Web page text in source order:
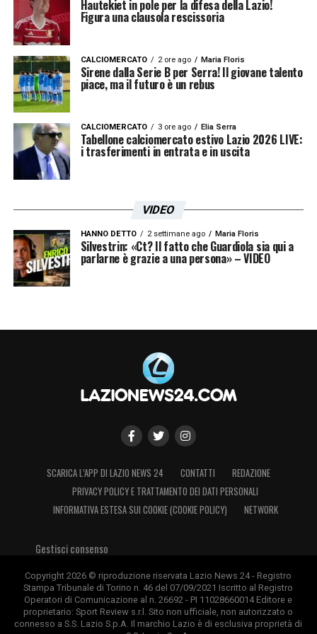
Arbitro: Ermes Fabrizio Cavaliere (sez.
Paola)
Assistenti: Antonino Junior Palla-Lorenzo
Chillemi
Note. Ammoniti: 24′ Seghetti (P),
27′ Ajradinoski (P), 38′ Baldi (P), 47′ Crespi
(L).
Recupero: 2′ pt., 2′ st.
Al 28′ Crespi (L) fallisce un calcio di rigore.
LA PLAYLIST DELLE NOSTRE TOP NEWS
Hautekiet in pole per la difesa della Lazio!
Figura una clausola rescissoria
CALCIOMERCATO 2 ore ago Maria Floris
Sirene dalla Serie B per Serra! Il giovane talento
piace, ma il futuro è un rebus
CALCIOMERCATO 3 ore ago Elia Serra
Tabellone calciomercato estivo Lazio 2026 LIVE:
i trasferimenti in entrata e in uscita
VIDEO
HANNO DETTO 2 settimane ago Maria Floris
Silvestrin: «Ct? Il fatto che Guardiola sia qui a
parlarne è grazie a una persona» – VIDEO
SCARICA L’APP DI LAZIO NEWS 24 CONTATTI
REDAZIONE
PRIVACY POLICY E TRATTAMENTO DEI DATI PERSONALI
INFORMATIVA ESTESA SUI COOKIE (COOKIE POLICY)
NETWORK
Gestisci consenso
Copyright 2026 © riproduzione riservata Lazio News 24 - Registro
Stampa Tribunale di Torino n. 46 del 07/09/2021 Iscritto al Registro
Operatori di Comunicazione al n. 26692 - PI 11028660014 Editore e
proprietario: Sport Review s.r.l. Sito non ufficiale, non autorizzato o
connesso a S.S. Lazio S.p.A. Il marchio Lazio è di esclusiva proprietà di